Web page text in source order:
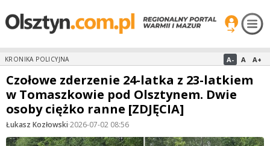
KRONIKA POLICYJNA A- A A+
Czołowe zderzenie 24-latka z 23-latkiem
w Tomaszkowie pod Olsztynem. Dwie
osoby ciężko ranne [ZDJĘCIA]
Łukasz Kozłowski·2026-07-02 08:56